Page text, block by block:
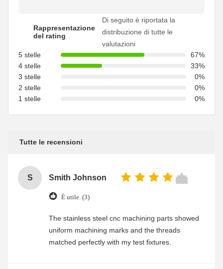
Rappresentazione
del rating
Di seguito è riportata la
distribuzione di tutte le
valutazioni
5 stelle
67%
4 stelle
33%
3 stelle
0%
2 stelle
0%
1 stelle
0%
Tutte le recensioni
S Smith Johnson
È utile. (3)
The stainless steel cnc machining parts showed
uniform machining marks and the threads
matched perfectly with my test fixtures.